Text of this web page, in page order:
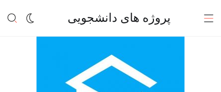
پروژه های دانشجویی